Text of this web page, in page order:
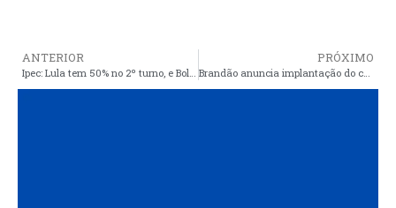
ANTERIOR
Ipec: Lula tem 50% no 2º turno, e Bolsonaro, 43%
PRÓXIMO
Brandão anuncia implantação do curso de Medicina na UEMA